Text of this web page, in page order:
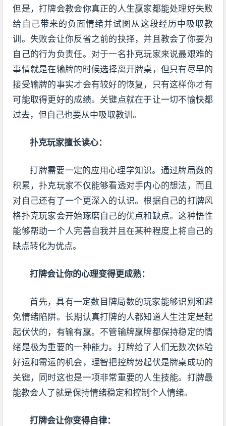
但是，打牌会教会你真正的人生赢家都能处理好失败
给自己带来的负面情绪并试图从这段经历中吸取教
训。失败会让你反省之前的抉择，并且教会了你要为
自己的行为负责任。对于一名扑克玩家来说最艰难的
事情就是在输牌的时候选择离开牌桌，但只有尽早的
接受输牌的事实才会有较好的恢复，只有这样你才有
可能取得更好的成绩。关键点就在于让一切不愉快都
过去，但自己也要从中吸取教训。
扑克玩家擅长读心：
打牌需要一定的应用心理学知识。通过牌局数的
积累，扑克玩家不仅能够看透对手内心的想法，而且
对自己还有了一个更深入的认识。根据自己的打牌风
格扑克玩家会开始琢磨自己的优点和缺点。这种悟性
能够帮助一个人完善自我并且在某种程度上将自己的
缺点转化为优点。
打牌会让你的心理变得更成熟：
首先，具有一定数目牌局数的玩家能够识别和避
免情绪陷阱。长期认真打牌的人都知道人生注定是起
起伏伏的，有输有赢。不管输牌赢牌都保持稳定的情
绪是极为重要的一种能力。打牌给了人们无数次体验
好运和霉运的机会，理智把控牌势起伏是牌桌成功的
关键，同时这也是一项非常重要的人生技能。打牌最
能教会人了就是保持情绪稳定和控制个人情绪。
打牌会让你变得自律：